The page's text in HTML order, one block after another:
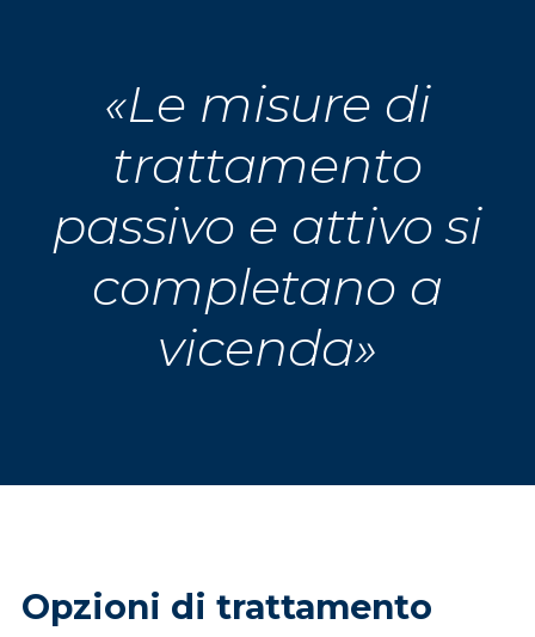
«Le misure di
trattamento
passivo e attivo si
completano a
vicenda»
Opzioni di trattamento